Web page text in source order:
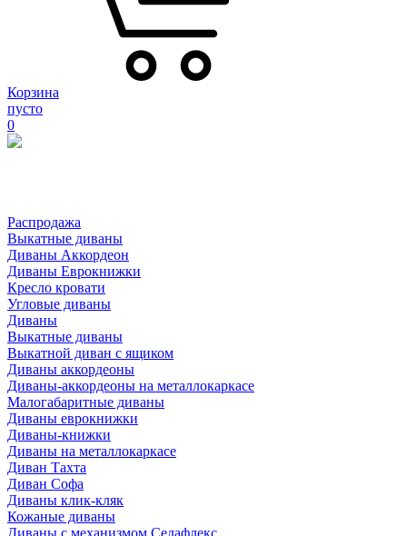
Корзина
пусто
0
Распродажа
Выкатные диваны
Диваны Аккордеон
Диваны Еврокнижки
Кресло кровати
Угловые диваны
Диваны
Выкатные диваны
Выкатной диван с ящиком
Диваны аккордеоны
Диваны-аккордеоны на металлокаркасе
Малогабаритные диваны
Диваны еврокнижки
Диваны-книжки
Диваны на металлокаркасе
Диван Тахта
Диван Софа
Диваны клик-кляк
Кожаные диваны
Диваны с механизмом Седафлекс